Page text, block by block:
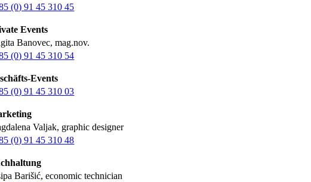
(0) 91 45 310 45
Events
Banovec, mag.nov.
(0) 91 45 310 54
Events
(0) 91 45 310 03
Valjak, graphic designer
(0) 91 45 310 48
Barišić, economic technician